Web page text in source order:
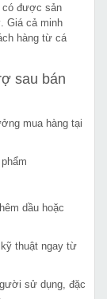
có được sản
Giá cả minh
hàng từ cá
sau bán
mua hàng tại
dầu hoặc
thuật ngay từ
sử dụng, đặc